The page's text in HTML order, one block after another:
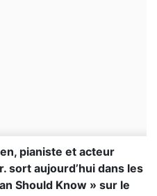
pianiste et acteur
sort aujourd’hui dans les
Should Know » sur le